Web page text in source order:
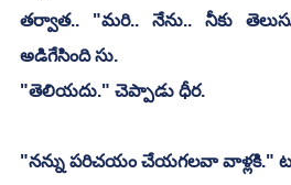
తర్వాత.. "మరి.. నేను.. నీకు
అడిగేసింది సు.
"తెలియదు." చెప్పాడు ధీర.
"నన్ను పరిచయం చేయగలవా వాళ్లకి."